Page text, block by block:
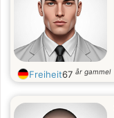
Freiheit67 år gammel